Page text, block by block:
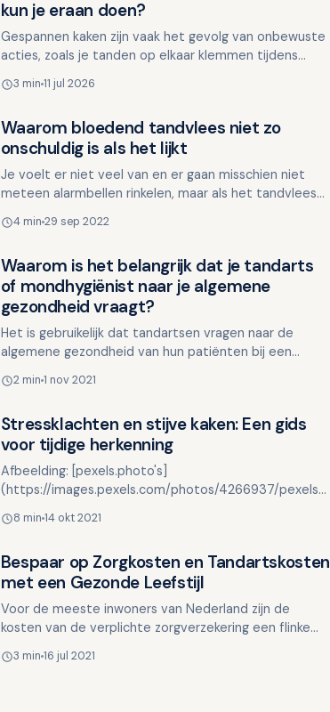
Lifestyle en mondgezondheid
kun je eraan doen?
Gespannen kaken zijn vaak het gevolg van onbewuste
acties, zoals je tanden op elkaar klemmen tijdens
kun…
3 min 11 jul 2026
Lifestyle en mondgezondheid
Waarom bloedend tandvlees niet zo
onschuldig is als het lijkt
Je voelt er niet veel van en er gaan misschien niet
meteen alarmbellen rinkelen, maar als het tandvlees
Het …
4 min 29 sep 2022
Lifestyle en mondgezondheid
Waarom is het belangrijk dat je tandarts
of mondhygiënist naar je algemene
gezondheid vraagt?
Het is gebruikelijk dat tandartsen vragen naar de
algemene gezondheid van hun patiënten bij een
tandheelkundige behandeli…
2 min 1 nov 2021
Lifestyle en mondgezondheid
Stressklachten en stijve kaken: Een gids
voor tijdige herkenning
Afbeelding: [pexels.photo's]
(https://images.pexels.com/photos/4266937/pexels-
auto=compress&cs=tinysrgb&dpr=2&h=750&w=1260)
8 min 14 okt 2021
Lifestyle en mondgezondheid
Bespaar op Zorgkosten en Tandartskosten
met een Gezonde Leefstijl
Voor de meeste inwoners van Nederland zijn de
kosten van de verplichte zorgverzekering een flinke
verstandi…
3 min 16 jul 2021